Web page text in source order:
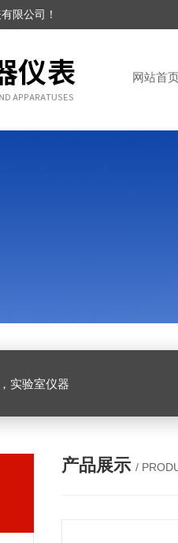
限公司！
网站首
实验室仪器
产品展示 /